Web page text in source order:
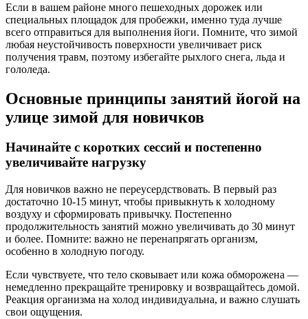
Если в вашем районе много пешеходных дорожек или
специальных площадок для пробежки, именно туда лучше
всего отправиться для выполнения йоги. Помните, что зимой
любая неустойчивость поверхности увеличивает риск
получения травм, поэтому избегайте рыхлого снега, льда и
гололеда.
Основные принципы занятий йогой на
улице зимой для новичков
Начинайте с коротких сессий и постепенно
увеличивайте нагрузку
Для новичков важно не переусердствовать. В первый раз
достаточно 10-15 минут, чтобы привыкнуть к холодному
воздуху и сформировать привычку. Постепенно
продолжительность занятий можно увеличивать до 30 минут
и более. Помните: важно не перенапрягать организм,
особенно в холодную погоду.
Если чувствуете, что тело сковывает или кожа обморожена —
немедленно прекращайте тренировку и возвращайтесь домой.
Реакция организма на холод индивидуальна, и важно слушать
свои ощущения.